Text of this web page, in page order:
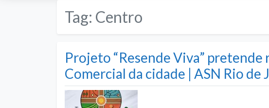
Tag: Centro
Projeto “Resende Viva”
Comercial da cidade | ASN Rio de